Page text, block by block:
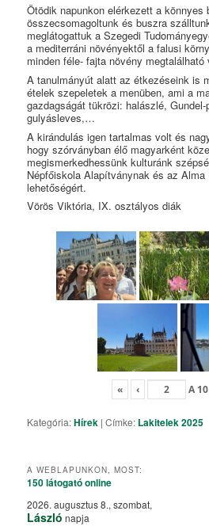
Ötödik napunkon elérkezett a könnyes
összecsomagoltunk és buszra
meglátogattuk a Szegedi
a mediterráni növényektől a falusi
minden féle- fajta növény megtalálható
A tanulmányút alatt az étkezéseink is
ételek szepeletek a menüben, ami a
gazdagságát tükrözi: halászlé,
gulyásleves,…
A kirándulás igen tartalmas volt és
hogy szórványban élő magyarként
megismerkedhessünk kulturánk
Népfőiskola Alapítványnak és az
lehetőségért.
Vörös Viktória, IX. osztályos diák
« ‹ A 10
Kategória:Hírek |Címke: Lakitelek 2025
A WEBLAPUNKON, MOST:
150 látogatóonline
2026. augusztus 8., szombat,
László napja